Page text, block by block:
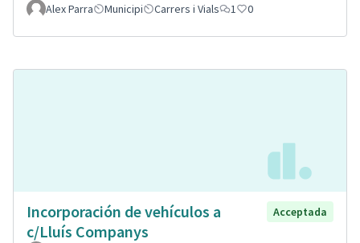
Alex Parra Municipi Carrers i Vials 1 0
Incorporación de vehículos a
c/Lluís Companys
Acceptada